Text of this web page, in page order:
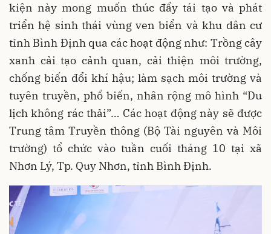
kiện này mong muốn thúc đẩy tái tạo và phát
triển hệ sinh thái vùng ven biển và khu dân cư
tỉnh Bình Định qua các hoạt động như: Trồng cây
xanh cải tạo cảnh quan, cải thiện môi trường,
chống biến đổi khí hậu; làm sạch môi trường và
tuyên truyền, phổ biến, nhân rộng mô hình “Du
lịch không rác thải”… Các hoạt động này sẽ được
Trung tâm Truyền thông (Bộ Tài nguyên và Môi
trường) tổ chức vào tuần cuối tháng 10 tại xã
Nhơn Lý, Tp. Quy Nhơn, tỉnh Bình Định.